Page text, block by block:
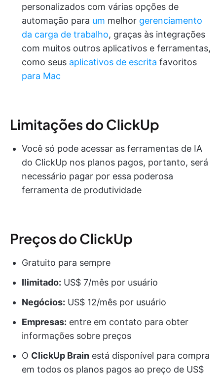
personalizados com várias opções de
automação para um melhor gerenciamento
da carga de trabalho, graças às integrações
com muitos outros aplicativos e ferramentas,
como seus aplicativos de escrita favoritos
para Mac
Limitações do ClickUp
Você só pode acessar as ferramentas de IA
do ClickUp nos planos pagos, portanto, será
necessário pagar por essa poderosa
ferramenta de produtividade
Preços do ClickUp
Gratuito para sempre
Ilimitado: US$ 7/mês por usuário
Negócios: US$ 12/mês por usuário
Empresas: entre em contato para obter
informações sobre preços
O ClickUp Brain está disponível para compra
em todos os planos pagos ao preço de US$